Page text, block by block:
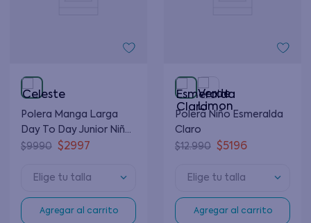
Polera Manga Larga
Day To Day Junior Niña
Celeste 8 a 12 Años
$9990 $2997
Elige tu talla
Agregar al carrito
Polera Niño Esmeralda
Claro
$12.990 $5196
Elige tu talla
Agregar al carrito